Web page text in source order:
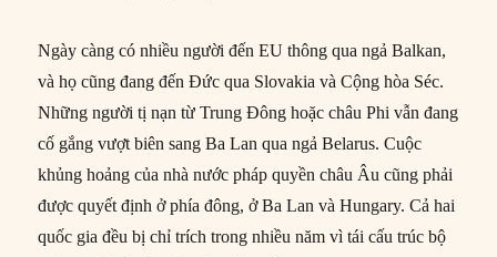
Ngày càng có nhiều người đến EU thông qua ngả Balkan,
và họ cũng đang đến Đức qua Slovakia và Cộng hòa Séc.
Những người tị nạn từ Trung Đông hoặc châu Phi vẫn đang
cố gắng vượt biên sang Ba Lan qua ngả Belarus. Cuộc
khủng hoảng của nhà nước pháp quyền châu Âu cũng phải
được quyết định ở phía đông, ở Ba Lan và Hungary. Cả hai
quốc gia đều bị chỉ trích trong nhiều năm vì tái cấu trúc bộ